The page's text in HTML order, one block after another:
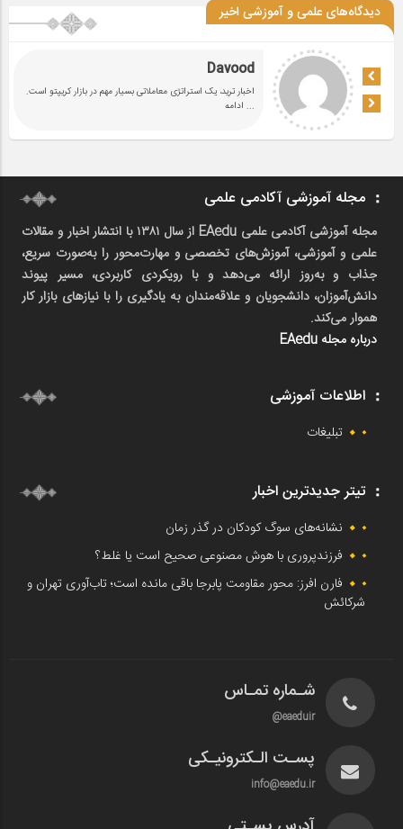
دیدگاه‌های علمی و آموزشی اخیر
Davood
اخبار ترید، یک استراتژی معاملاتی بسیار مهم در بازار کریپتو است.
... ادامه
مجله آموزشی آکادمی علمی
مجله آموزشی آکادمی علمی EAedu از سال ۱۳۸۱ با انتشار اخبار و مقالات
علمی و آموزشی، آموزش‌های تخصصی و مهارت‌محور را به‌صورت سریع،
جذاب و به‌روز ارائه می‌دهد و با رویکردی کاربردی، مسیر پیوند
دانش‌آموزان، دانشجویان و علاقه‌مندان به یادگیری را با نیازهای بازار کار
هموار می‌کند.
درباره مجله EAedu
اطلاعات آموزشی
تبلیغات
تیتر جدیدترین اخبار
نشانه‌های سوگ کودکان در گذر زمان
فرزندپروری با هوش مصنوعی صحیح است یا غلط؟
فارن افرز: محور مقاومت پابرجا باقی مانده است؛ تاب‌آوری تهران و
شرکائش
شـماره تمـاس
eaeduir@
پسـت الـکترونیـکی
info@eaedu.ir